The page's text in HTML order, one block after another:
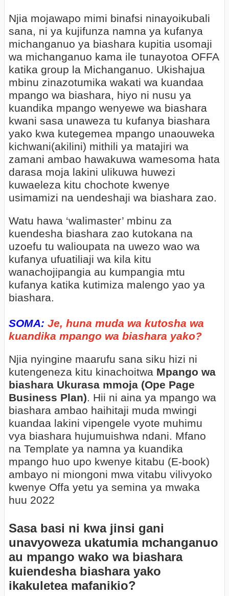
Njia mojawapo mimi binafsi ninayoikubali
sana, ni ya kujifunza namna ya kufanya
michanganuo ya biashara kupitia usomaji
wa michanganuo kama ile tunayotoa OFFA
katika group la Michanganuo. Ukishajua
mbinu zinazotumika wakati wa kuandaa
mpango wa biashara, hiyo ni nusu ya
kuandika mpango wenyewe wa biashara
kwani sasa unaweza tu kufanya biashara
yako kwa kutegemea mpango unaouweka
kichwani(akilini) mithili ya matajiri wa
zamani ambao hawakuwa wamesoma hata
darasa moja lakini ulikuwa huwezi
kuwaeleza kitu chochote kwenye
usimamizi na uendeshaji wa biashara zao.
Watu hawa ‘walimaster’ mbinu za
kuendesha biashara zao kutokana na
uzoefu tu walioupata na uwezo wao wa
kufanya ufuatiliaji wa kila kitu
wanachojipangia au kumpangia mtu
kufanya katika kutimiza malengo yao ya
biashara.
SOMA: Je, huna muda wa kutosha wa
kuandika mpango wa biashara yako?
Njia nyingine maarufu sana siku hizi ni
kutengeneza kitu kinachoitwa Mpango wa
biashara Ukurasa mmoja (Ope Page
Business Plan). Hii ni aina ya mpango wa
biashara ambao haihitaji muda mwingi
kuandaa lakini vipengele vyote muhimu
vya biashara hujumuishwa ndani. Mfano
na Template ya namna ya kuandika
mpango huo upo kwenye kitabu (E-book)
ambayo ni miongoni mwa vitabu vilivyoko
kwenye Offa yetu ya semina ya mwaka
huu 2022
Sasa basi ni kwa jinsi gani
unavyoweza ukatumia mchanganuo
au mpango wako wa biashara
kuiendesha biashara yako
ikakuletea mafanikio?